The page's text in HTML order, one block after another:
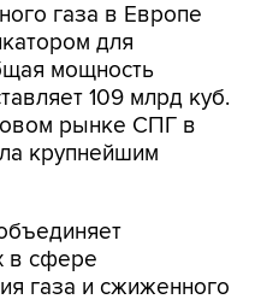
газа в Европе
для
мощность
109 млрд куб.
рынке СПГ в
крупнейшим
в сфере
газа и сжиженного